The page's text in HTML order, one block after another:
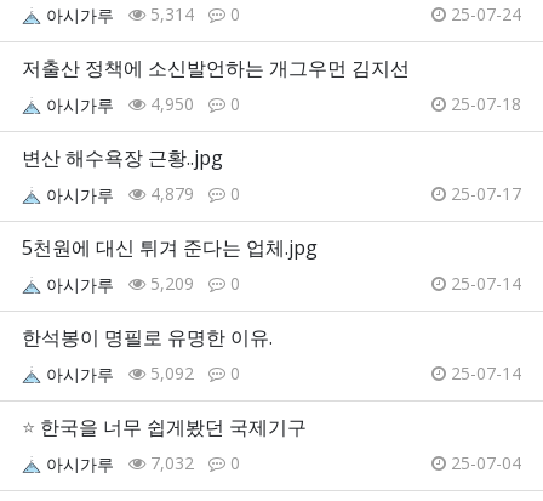
아시가루 5,314 0 25-07-24
저출산 정책에 소신발언하는 개그우먼 김지선
아시가루 4,950 0 25-07-18
변산 해수욕장 근황..jpg
아시가루 4,879 0 25-07-17
5천원에 대신 튀겨 준다는 업체.jpg
아시가루 5,209 0 25-07-14
한석봉이 명필로 유명한 이유.
아시가루 5,092 0 25-07-14
⭐ 한국을 너무 쉽게봤던 국제기구
아시가루 7,032 0 25-07-04